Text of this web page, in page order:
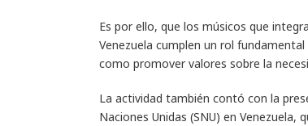
Es por ello, que los músicos que
Venezuela cumplen un rol
como promover valores sobre la
La actividad también contó con la
Naciones Unidas (SNU) en